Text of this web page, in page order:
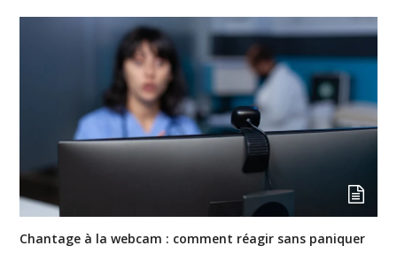
Chantage à la webcam : comment réagir sans paniquer